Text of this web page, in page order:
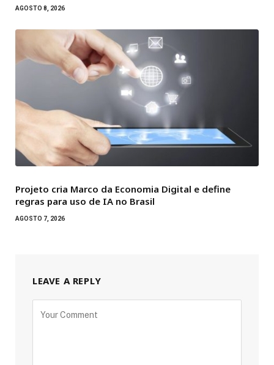
AGOSTO 8, 2026
Projeto cria Marco da Economia Digital e define
regras para uso de IA no Brasil
AGOSTO 7, 2026
LEAVE A REPLY